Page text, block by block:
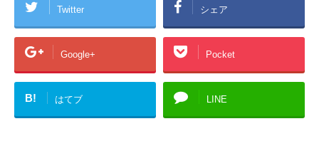
Twitter シェア
Google+ Pocket
B! はてブ LINE